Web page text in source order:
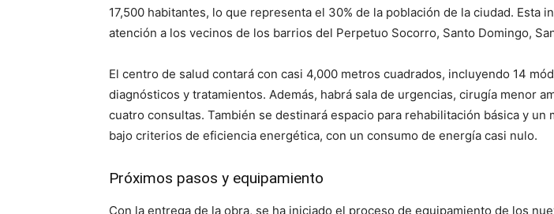
17,500 habitantes, lo que representa el 30% de la población de la ciudad.
atención a los vecinos de los barrios del Perpetuo Socorro, Santo Domingo,
El centro de salud contará con casi 4,000 metros cuadrados, incluyendo 14
diagnósticos y tratamientos. Además, habrá sala de urgencias, cirugía menor
cuatro consultas. También se destinará espacio para rehabilitación básica y
bajo criterios de eficiencia energética, con un consumo de energía casi nulo.
Próximos pasos y equipamiento
Con la entrega de la obra, se ha iniciado el proceso de equipamiento de los